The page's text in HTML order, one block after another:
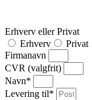
Erhverv eller Privat
Erhverv
Privat
Firmanavn
CVR (valgfrit)
Navn*
Levering til*